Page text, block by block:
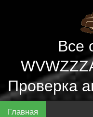
Все
Проверка
Главная